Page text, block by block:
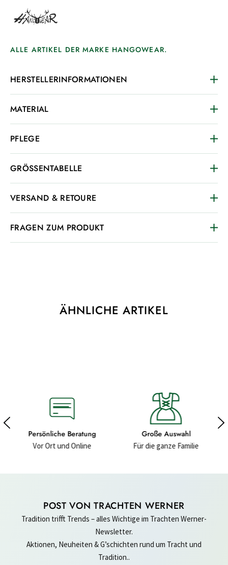
ALLE ARTIKEL DER MARKE HANGOWEAR.
HERSTELLERINFORMATIONEN
MATERIAL
PFLEGE
GRÖSSENTABELLE
VERSAND & RETOURE
FRAGEN ZUM PRODUKT
ÄHNLICHE ARTIKEL
Große Auswahl
Für die ganze Familie
Hochwertige Materialien
Für ein gutes Gefühl
POST VON TRACHTEN WERNER
Tradition trifft Trends – alles Wichtige im Trachten Werner-
Newsletter.
Aktionen, Neuheiten & G’schichten rund um Tracht und
Tradition..